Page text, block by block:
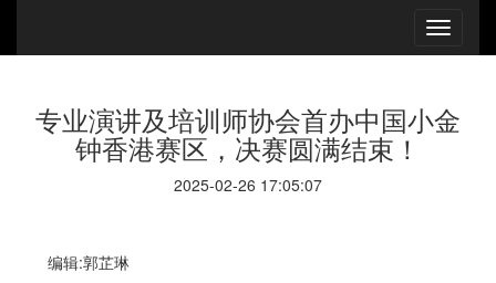
专业演讲及培训师协会首办中国小金
钟香港赛区，决赛圆满结束！
2025-02-26 17:05:07
编辑:郭芷琳